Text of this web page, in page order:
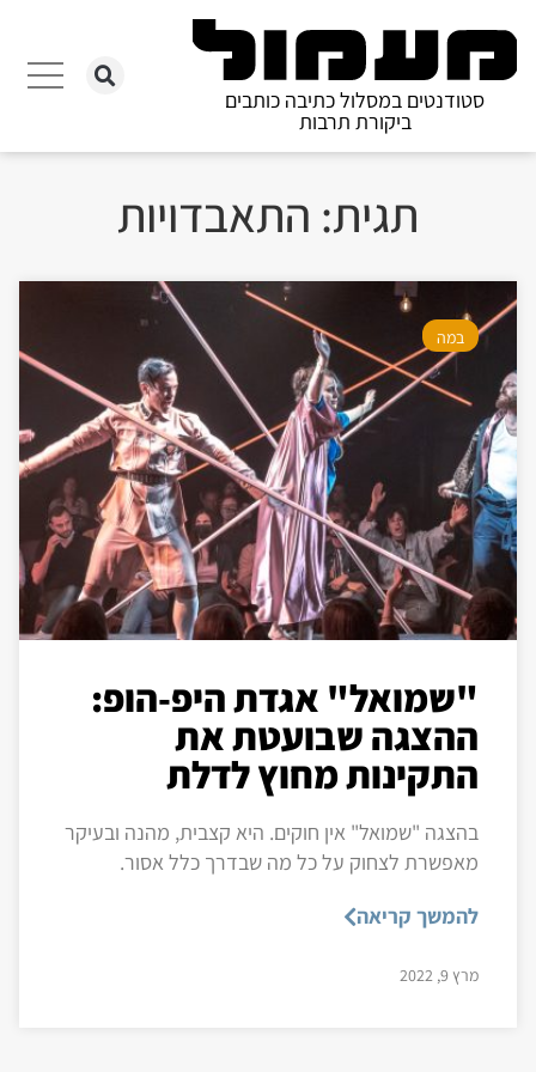
סטודנטים במסלול כתיבה כותבים
ביקורת תרבות
תגית: התאבדויות
במה
"שמואל" אגדת היפ-הופ:
ההצגה שבועטת את
התקינות מחוץ לדלת
בהצגה "שמואל" אין חוקים. היא קצבית, מהנה ובעיקר
מאפשרת לצחוק על כל מה שבדרך כלל אסור.
להמשך קריאה
מרץ 9, 2022